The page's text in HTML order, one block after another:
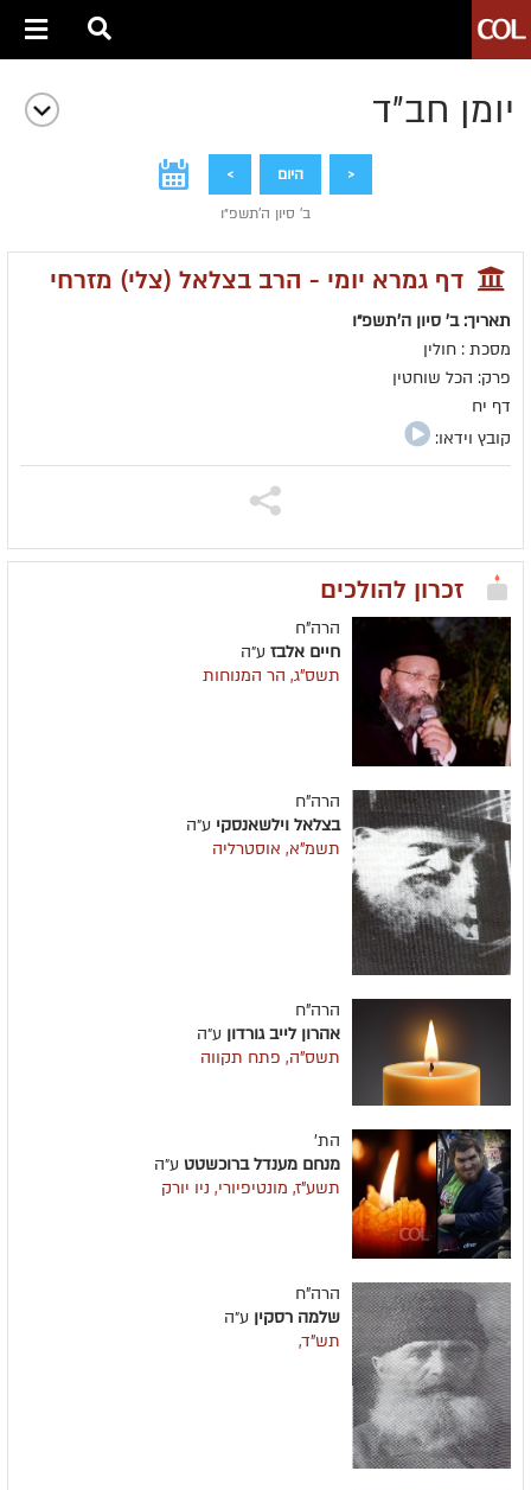
יומן חב״ד
< היום >
ב' סיון ה׳תשפ״ו
דף גמרא יומי - הרב בצלאל (צלי) מזרחי
תאריך: ב' סיון ה׳תשפ״ו
מסכת : חולין
פרק: הכל שוחטין
דף יח
קובץ וידאו:
זכרון להולכים
הרה"ח
חיים אלבז ע״ה
תשס"ג, הר המנוחות
הרה"ח
בצלאל וילשאנסקי ע״ה
תשמ"א, אוסטרליה
הרה"ח
אהרון לייב גורדון ע״ה
תשס"ה, פתח תקווה
הת'
מנחם מענדל ברוכשטט ע״ה
תשע"ז, מונטיפיורי, ניו יורק
הרה"ח
שלמה רסקין ע״ה
תש"ד,